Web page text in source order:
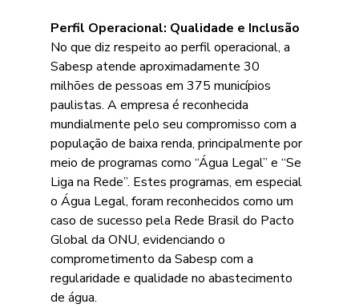
Perfil Operacional: Qualidade e Inclusão
No que diz respeito ao perfil operacional, a
Sabesp atende aproximadamente 30
milhões de pessoas em 375 municípios
paulistas. A empresa é reconhecida
mundialmente pelo seu compromisso com a
população de baixa renda, principalmente por
meio de programas como “Água Legal” e “Se
Liga na Rede”. Estes programas, em especial
o Água Legal, foram reconhecidos como um
caso de sucesso pela Rede Brasil do Pacto
Global da ONU, evidenciando o
comprometimento da Sabesp com a
regularidade e qualidade no abastecimento
de água.